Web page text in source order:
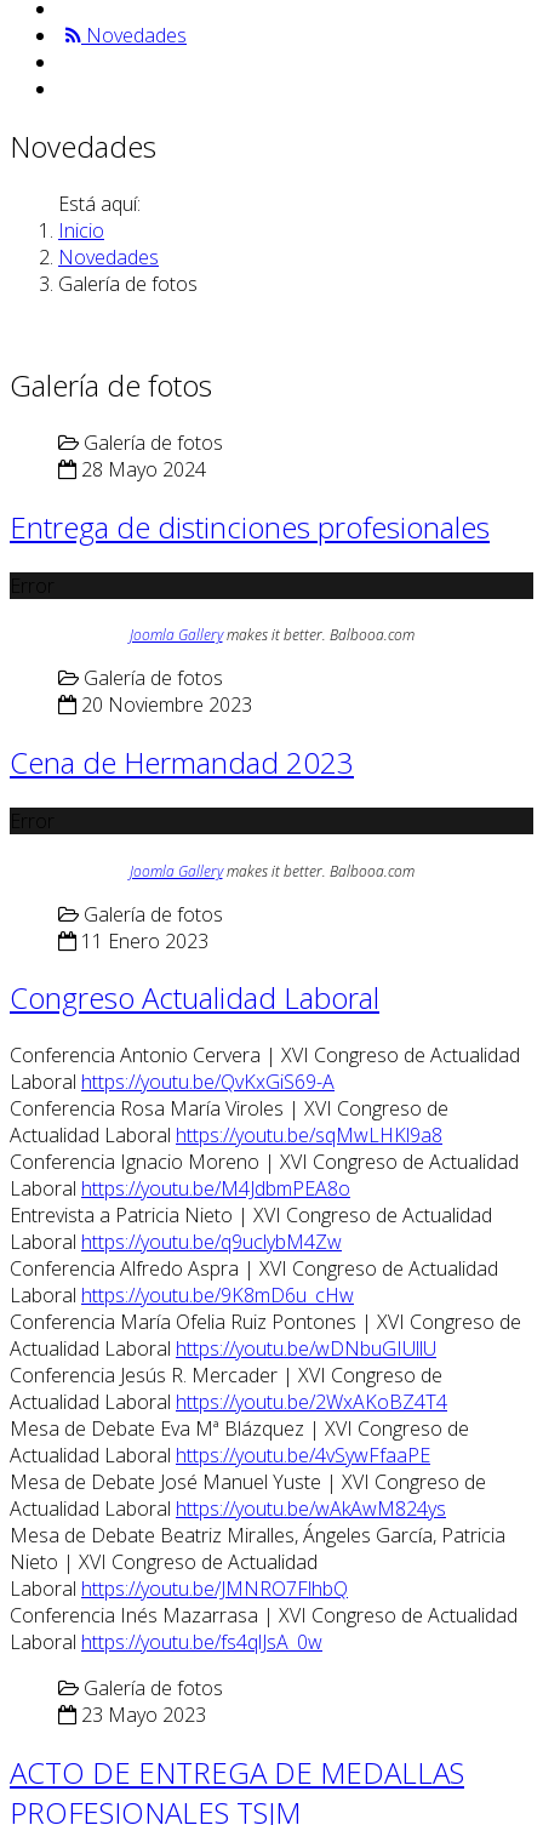
Novedades
Novedades
Está aquí:
Inicio
Novedades
Galería de fotos
Galería de fotos
Galería de fotos
28 Mayo 2024
Entrega de distinciones profesionales
Joomla Gallerymakes it better. Balbooa.com
Galería de fotos
20 Noviembre 2023
Cena de Hermandad 2023
Joomla Gallerymakes it better. Balbooa.com
Galería de fotos
11 Enero 2023
Congreso Actualidad Laboral
Conferencia Antonio Cervera | XVI Congreso de Actualidad
Laboral https://youtu.be/QvKxGiS69-A
Conferencia Rosa María Viroles | XVI Congreso de
Actualidad Laboral https://youtu.be/sqMwLHKl9a8
Conferencia Ignacio Moreno | XVI Congreso de Actualidad
Laboral https://youtu.be/M4JdbmPEA8o
Entrevista a Patricia Nieto | XVI Congreso de Actualidad
Laboral https://youtu.be/q9uclybM4Zw
Conferencia Alfredo Aspra | XVI Congreso de Actualidad
Laboral https://youtu.be/9K8mD6u_cHw
Conferencia María Ofelia Ruiz Pontones | XVI Congreso de
Actualidad Laboral https://youtu.be/wDNbuGIUllU
Conferencia Jesús R. Mercader | XVI Congreso de
Actualidad Laboral https://youtu.be/2WxAKoBZ4T4
Mesa de Debate Eva Mª Blázquez | XVI Congreso de
Actualidad Laboral https://youtu.be/4vSywFfaaPE
Mesa de Debate José Manuel Yuste | XVI Congreso de
Actualidad Laboral https://youtu.be/wAkAwM824ys
Mesa de Debate Beatriz Miralles, Ángeles García, Patricia
Nieto | XVI Congreso de Actualidad
Laboral https://youtu.be/JMNRO7FlhbQ
Conferencia Inés Mazarrasa | XVI Congreso de Actualidad
Laboral https://youtu.be/fs4qlJsA_0w
Galería de fotos
23 Mayo 2023
ACTO DE ENTREGA DE MEDALLAS
PROFESIONALES TSJM